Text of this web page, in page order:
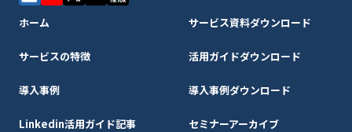
ホーム サービス資料ダウンロード
サービスの特徴 活用ガイドダウンロード
導入事例 導入事例ダウンロード
Linkedin活用ガイド記事 セミナーアーカイブ